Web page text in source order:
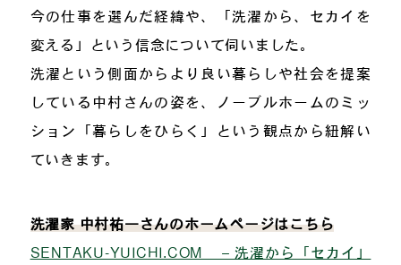
今の仕事を選んだ経緯や、「洗濯から、セカイを
変える」という信念について伺いました。
洗濯という側面からより良い暮らしや社会を提案
している中村さんの姿を、ノーブルホームのミッ
ション「暮らしをひらく」という観点から紐解い
ていきます。
洗濯家 中村祐一さんのホームページはこちら
SENTAKU-YUICHI.COM – 洗濯から「セカイ」